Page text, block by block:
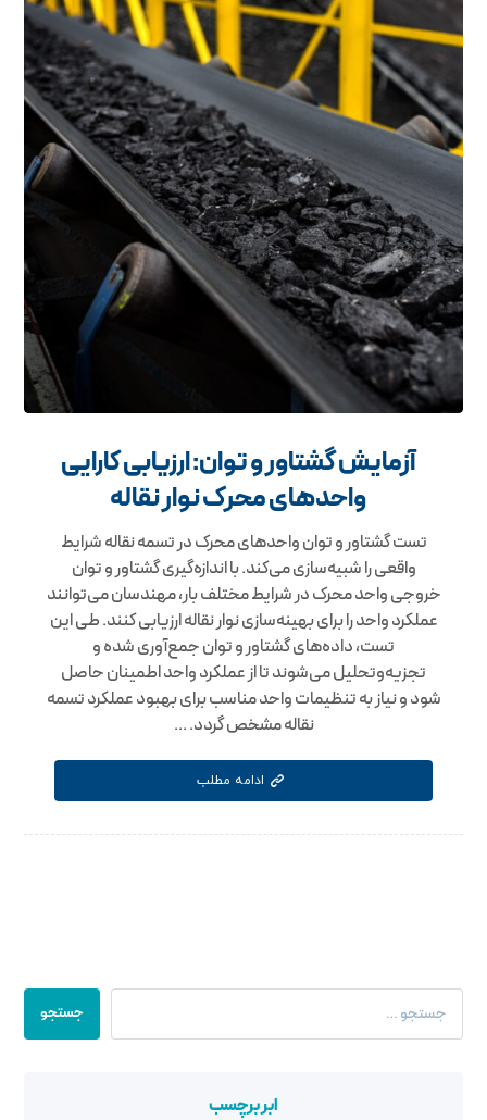
آزمایش گشتاور و توان: ارزیابی کارایی
واحدهای محرک نوار نقاله
تست گشتاور و توان واحدهای محرک در تسمه نقاله شرایط
واقعی را شبیه‌سازی می‌کند. با اندازه‌گیری گشتاور و توان
خروجی واحد محرک در شرایط مختلف بار، مهندسان می‌توانند
عملکرد واحد را برای بهینه‌سازی نوار نقاله ارزیابی کنند. طی این
تست، داده‌های گشتاور و توان جمع‌آوری شده و
تجزیه‌وتحلیل می‌شوند تا از عملکرد واحد اطمینان حاصل
شود و نیاز به تنظیمات واحد مناسب برای بهبود عملکرد تسمه
نقاله مشخص گردد. ...
ادامه مطلب
جستجو
ابر برچسب